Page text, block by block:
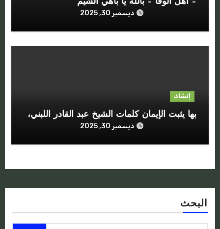
ديسمبر 30, 2025
إنشاد
بها يثبت الإيمان كلمات الشيخ عبد القادر اللبني،
ديسمبر 30, 2025
البحث